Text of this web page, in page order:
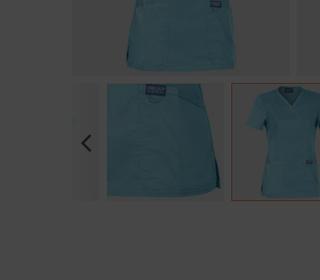
Previous